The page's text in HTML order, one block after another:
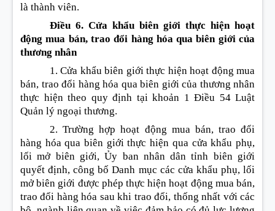
là thành viên.
Điều 6. Cửa khẩu biên giới thực hiện hoạt
động mua bán, trao đổi hàng hóa qua biên giới của
thương nhân
1. Cửa khẩu biên giới thực hiện hoạt động mua
bán, trao đổi hàng hóa qua biên giới của thương nhân
thực hiện theo quy định tại khoản 1 Điều 54 Luật
Quản lý ngoại thương.
2. Trường hợp hoạt động mua bán, trao đổi
hàng hóa qua biên giới thực hiện qua cửa khẩu phụ,
lối mở biên giới, Ủy ban nhân dân tỉnh biên giới
quyết định, công bố Danh mục các cửa khẩu phụ, lối
mở biên giới được phép thực hiện hoạt động mua bán,
trao đổi hàng hóa sau khi trao đổi, thống nhất với các